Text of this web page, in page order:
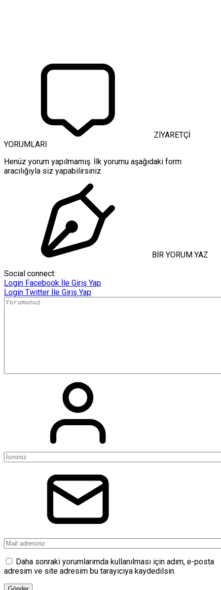
ZİYARETÇİ
YORUMLARI
Henüz yorum yapılmamış. İlk yorumu aşağıdaki form
aracılığıyla siz yapabilirsiniz.
BİR YORUM YAZ
Social connect:
Login Facebook İle Giriş Yap
Login Twitter İle Giriş Yap
Daha sonraki yorumlarımda kullanılması için adım, e-posta
adresim ve site adresim bu tarayıcıya kaydedilsin.